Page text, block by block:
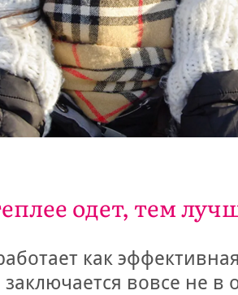
одет, тем
как
вовсе не в